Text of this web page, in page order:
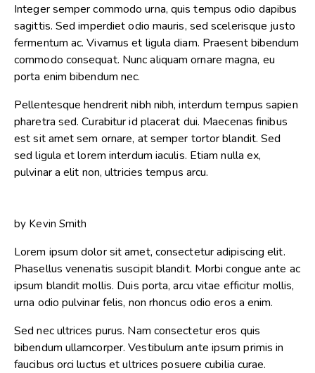
Integer semper commodo urna, quis tempus odio dapibus
sagittis. Sed imperdiet odio mauris, sed scelerisque justo
fermentum ac. Vivamus et ligula diam. Praesent bibendum
commodo consequat. Nunc aliquam ornare magna, eu
porta enim bibendum nec.
Pellentesque hendrerit nibh nibh, interdum tempus sapien
pharetra sed. Curabitur id placerat dui. Maecenas finibus
est sit amet sem ornare, at semper tortor blandit. Sed
sed ligula et lorem interdum iaculis. Etiam nulla ex,
pulvinar a elit non, ultricies tempus arcu.
by Kevin Smith
Lorem ipsum dolor sit amet, consectetur adipiscing elit.
Phasellus venenatis suscipit blandit. Morbi congue ante ac
ipsum blandit mollis. Duis porta, arcu vitae efficitur mollis,
urna odio pulvinar felis, non rhoncus odio eros a enim.
Sed nec ultrices purus. Nam consectetur eros quis
bibendum ullamcorper. Vestibulum ante ipsum primis in
faucibus orci luctus et ultrices posuere cubilia curae.